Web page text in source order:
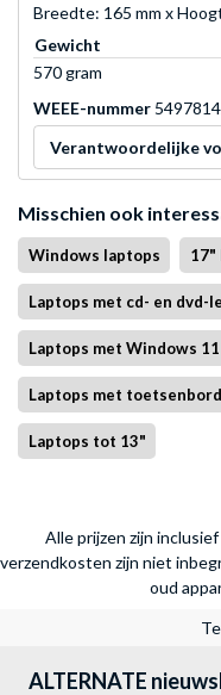
Breedte: 165 mm x
Gewicht
570 gram
WEEE-nummer
Verantwoordelijke
Misschien ook
Windows laptops 17"
Laptops met cd- en dvd-
Laptops met Windows 11
Laptops met
Laptops tot 13"
Alle prijzen zijn
verzendkosten zijn niet
oud
ALTERNATE